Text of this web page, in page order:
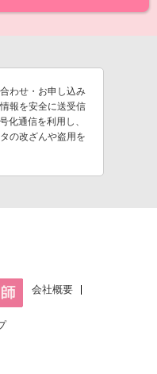
わせ・お申し込み
報を安全に送受信
化通信を利用し、
の改ざんや盗用を
会社概要